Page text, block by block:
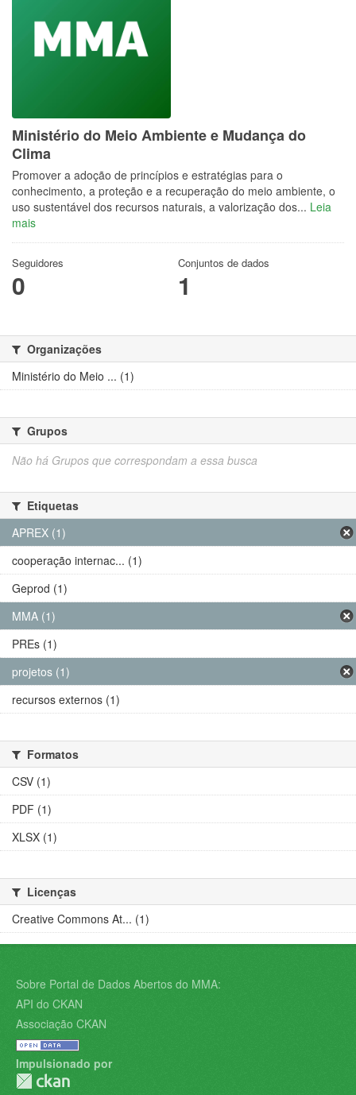
Ministério do Meio Ambiente e Mudança do
Clima
Promover a adoção de princípios e estratégias para o
conhecimento, a proteção e a recuperação do meio ambiente, o
uso sustentável dos recursos naturais, a valorização dos... Leia
mais
Seguidores
0
Conjuntos de dados
1
Organizações
Ministério do Meio ... (1)
Grupos
Não há Grupos que correspondam a essa busca
Etiquetas
APREX (1)
cooperação internac... (1)
Geprod (1)
MMA (1)
PREs (1)
projetos (1)
recursos externos (1)
Formatos
CSV (1)
PDF (1)
XLSX (1)
Licenças
Creative Commons At... (1)
Sobre Portal de Dados Abertos do MMA:
API do CKAN
Associação CKAN
Impulsionado por